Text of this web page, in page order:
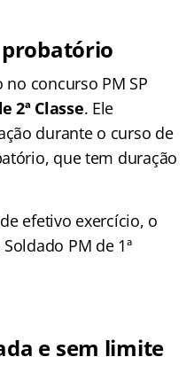
probatório
concurso PM SP
2ªClasse. Ele
durante o curso de
que tem duração
efetivo exercício, o
PM de 1ª
e sem limite